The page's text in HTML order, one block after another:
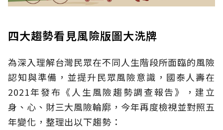
四大趨勢看見風險版圖大洗牌
為深入理解台灣民眾在不同人生階段所面臨的風險
認知與準備，並提升民眾風險意識，國泰人壽在
2021年發布《人生風險趨勢調查報告》，建立
身、心、財三大風險輪廓，今年再度檢視並對照五
年變化，整理出以下趨勢：